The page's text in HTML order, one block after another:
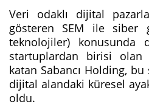
Veri odaklı dijital
gösteren SEM ile siber
teknolojiler) konusunda
startuplardan birisi olan
katan Sabancı Holding,
dijital alandaki küresel
oldu.